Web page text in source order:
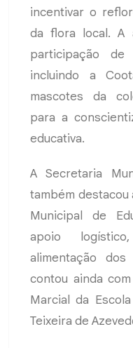
incentivar o
da flora local. A
participação de
incluindo a
mascotes da
para a
educativa.
A Secretaria
também destacou
Municipal de
apoio
alimentação
contou ainda
Marcial da
Teixeira de